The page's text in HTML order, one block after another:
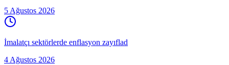
5 Ağustos 2026
İmalatçı sektörlerde enflasyon zayıflad
4 Ağustos 2026